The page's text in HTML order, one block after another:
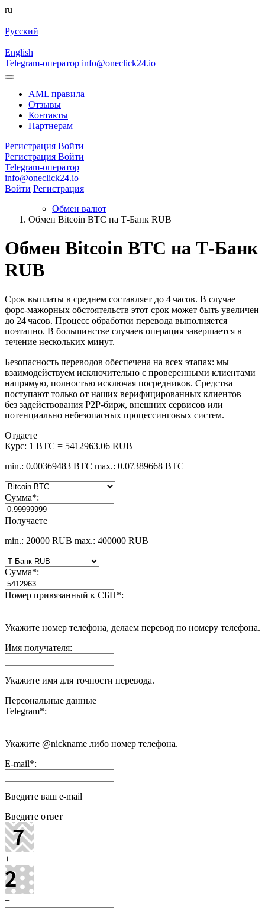
ru
Русский
English
Telegram-оператор info@oneclick24.io
AML правила
Отзывы
Контакты
Партнерам
Регистрация Войти
Регистрация Войти
Telegram-оператор
info@oneclick24.io
Войти Регистрация
Обмен валют
Обмен Bitcoin BTC на Т-Банк RUB
Обмен Bitcoin BTC на Т-Банк
RUB
Срок выплаты в среднем составляет до 4 часов. В случае
форс‑мажорных обстоятельств этот срок может быть увеличен
до 24 часов. Процесс обработки перевода выполняется
поэтапно. В большинстве случаев операция завершается в
течение нескольких минут.
Безопасность переводов обеспечена на всех этапах: мы
взаимодействуем исключительно с проверенными клиентами
напрямую, полностью исключая посредников. Средства
поступают только от наших верифицированных клиентов —
без задействования P2P‑бирж, внешних сервисов или
потенциально небезопасных процессинговых систем.
Отдаете
Курс: 1 BTC = 5412963.06 RUB
min.: 0.00369483 BTC max.: 0.07389668 BTC
Сумма*:
Получаете
min.: 20000 RUB max.: 400000 RUB
Сумма*:
Номер привязанный к СБП*:
Укажите номер телефона, делаем перевод по номеру телефона.
Имя получателя:
Укажите имя для точности перевода.
Персональные данные
Telegram*:
Укажите @nickname либо номер телефона.
E-mail*:
Введите ваш e-mail
Введите ответ
+
=